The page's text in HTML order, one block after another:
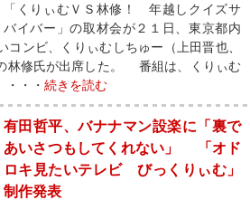
「くりぃむＶＳ林修！ 年越しクイズサ
バイバー」の取材会が２１日、東京都内
コンビ、くりぃむしちゅー（上田晋也、
林修氏が出席した。 番組は、くりぃむ
・・ 続きを読む
有田哲平、バナナマン設楽に「裏で
あいさつもしてくれない」 「オド
ロキ見たいテレビ びっくりぃむ」
制作発表